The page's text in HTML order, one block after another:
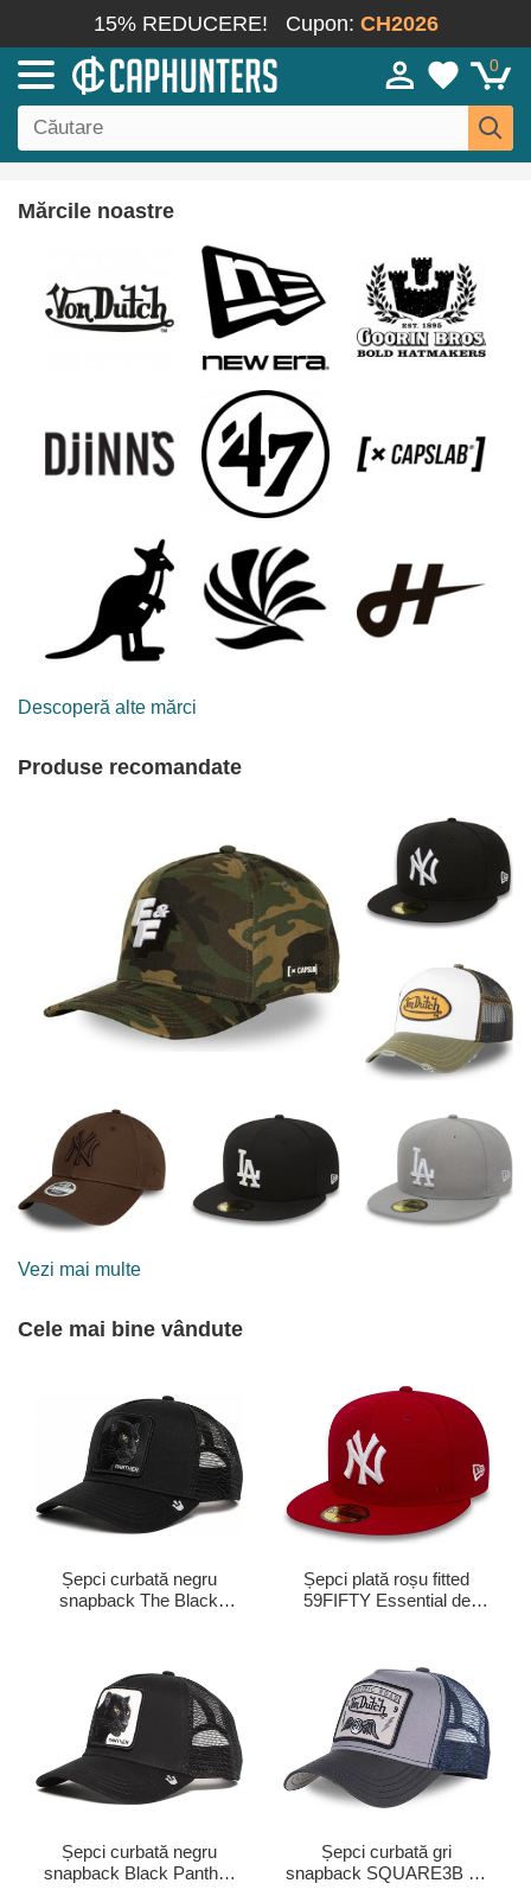
15% REDUCERE! Cupon: CH2026
0
Mărcile noastre
Descoperă alte mărci
Produse recomandate
Vezi mai multe
Cele mai bine vândute
Șepci curbată negru
snapback The Black
Șepci plată roșu fitted
59FIFTY Essential de
Șepci curbată negru
snapback Black Panther
Șepci curbată gri
snapback SQUARE3B de